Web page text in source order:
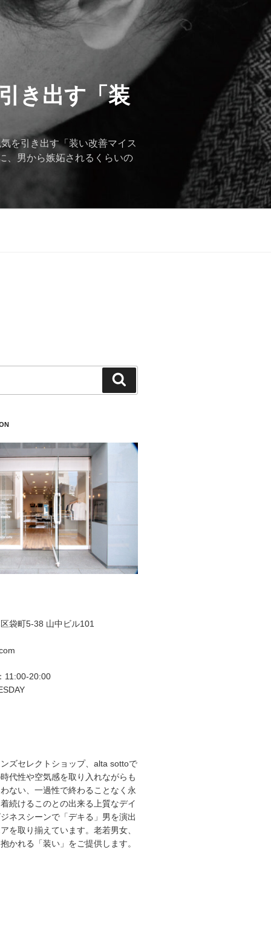
き出す「装
を引き出す「装い改善マイス
、男から嫉妬されるくらいの
索
袋町5-38 山中ビル101
11:00-20:00
ズセレクトショップ、alta sottoで
代性や空気感を取り入れながらも
ない、一過性で終わることなく永
続けるこのとの出来る上質なデイ
ネスシーンで「デキる」男を演出
を取り揃えています。老若男女、
かれる「装い」をご提供します。